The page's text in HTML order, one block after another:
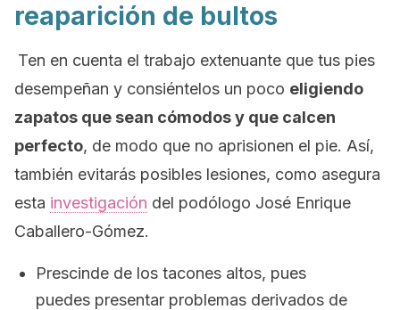
reaparición de bultos
Ten en cuenta el trabajo extenuante que tus pies
desempeñan y consiéntelos un poco eligiendo
zapatos que sean cómodos y que calcen
perfecto, de modo que no aprisionen el pie. Así,
también evitarás posibles lesiones, como asegura
esta investigación del podólogo José Enrique
Caballero-Gómez.
Prescinde de los tacones altos, pues
puedes presentar problemas derivados de